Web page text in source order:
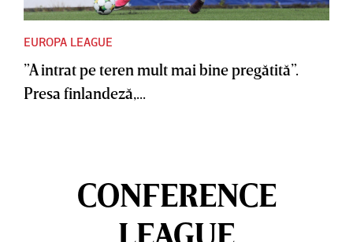
EUROPA LEAGUE
”A intrat pe teren mult mai bine pregătită”.
Presa finlandeză,...
CONFERENCE